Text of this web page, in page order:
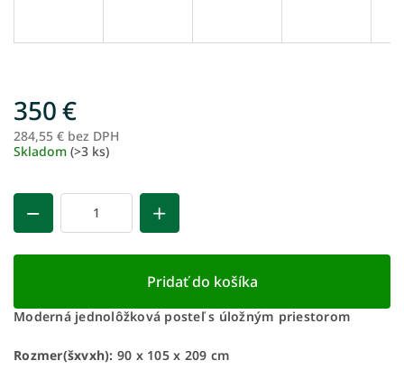
350 €
284,55 € bez DPH
Skladom (>3 ks)
Pridať do košíka
Moderná jednolôžková posteľ s úložným priestorom
Rozmer(šxvxh): 90 x 105 x 209 cm